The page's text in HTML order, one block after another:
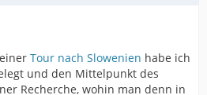
Tour nach Slowenien habe ich
und den Mittelpunkt des
Recherche, wohin man denn in